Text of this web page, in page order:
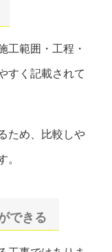
工範囲・工程・
すく記載されて
ため、比較しや
。
できる